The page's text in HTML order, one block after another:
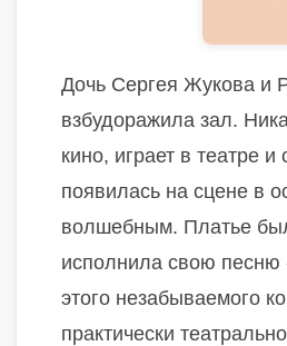
Дочь Сергея Жукова и
взбудоражила зал.
кино, играет в театре
появилась на сцене в
волшебным. Платье
исполнила свою песню
этого незабываемого
практически